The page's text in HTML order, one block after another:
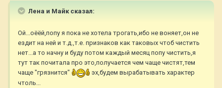
Лена и Майк сказал:
Ой...оёёй,попу я пока не хотела трогать,ибо не воняет,он не
ездит на ней и т.д.,т.е. признаков как таковых чтоб чистить
нет...а то начну и буду потом каждый месяц попу чистить,я
тут так почитала про это,получается чем чаще чистят,тем
чаще "грязнится"
эх,будем вырабатывать характер
чтоль...